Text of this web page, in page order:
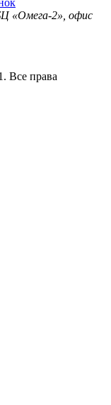
«Омега-2», офис
Все права